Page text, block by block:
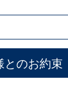
とのお約束